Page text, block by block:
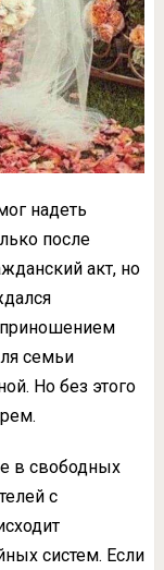
надеть
после
акт, но
семьи
Но без этого
в свободных
с
систем. Если